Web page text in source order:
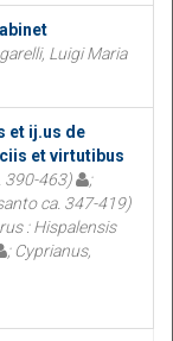
Luigi Maria
et ij.us de
et virtutibus
390-463)
;
ca. 347-419)
: Hispalensis
; Cyprianus,